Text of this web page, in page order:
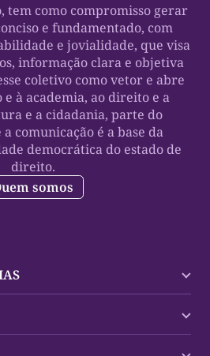
tem como compromisso gerar
e fundamentado, com
e jovialidade, que visa
informação clara e objetiva
coletivo como vetor e abre
e à academia, ao direito e a
e a cidadania, parte do
comunicação é a base da
democrática do estado de
direito.
somos